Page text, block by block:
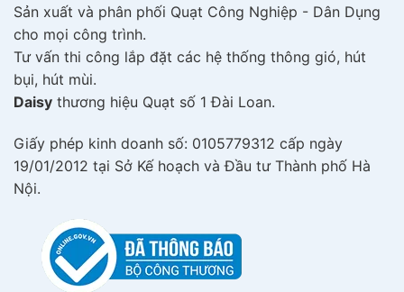
Sản xuất và phân phối Quạt Công Nghiệp - Dân Dụng
cho mọi công trình.
Tư vấn thi công lắp đặt các hệ thống thông gió, hút
bụi, hút mùi.
Daisy thương hiệu Quạt số 1 Đài Loan.
Giấy phép kinh doanh số: 0105779312 cấp ngày
19/01/2012 tại Sở Kế hoạch và Đầu tư Thành phố Hà
Nội.